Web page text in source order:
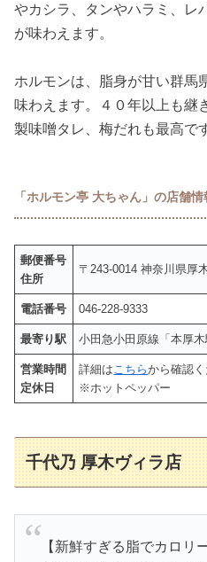
やカシラ、タンやハラミ、レ
が味わえます。
ホルモンは、脂身が甘い群馬
味わえます。４０年以上も継
製味噌タレ、梅だれも最高で
「ホルモン亭 大ちゃん」の店舗情
郵便番号
住所
〒243-0014 神奈川県厚
電話番号 046-228-9333
最寄り駅 小田急小田原線「本厚
営業時間
定休日
詳細は こちらから確認
※ホットペッパー
千代乃 厚木ヴィラ店
【新鮮すぎる脂でカロリ